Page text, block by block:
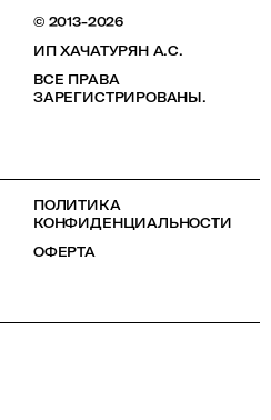
© 2013-2026
ИП ХАЧАТУРЯН А.С.
ВСЕ ПРАВА
ЗАРЕГИСТРИРОВАНЫ.
ПОЛИТИКА
КОНФИДЕНЦИАЛЬНОСТИ
ОФЕРТА